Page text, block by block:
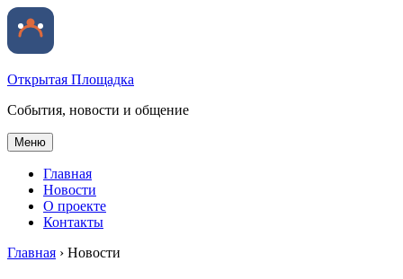
Открытая Площадка
События, новости и общение
Меню
Главная
Новости
О проекте
Контакты
Главная › Новости